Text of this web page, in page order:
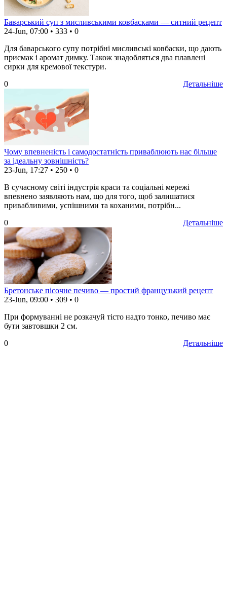
Баварський суп з мисливськими ковбасками — ситний рецепт
24-Jun, 07:00 • 333 • 0
Для баварського супу потрібні мисливські ковбаски, що дають
присмак і аромат димку. Також знадобляться два плавлені
сирки для кремової текстури.
Детальніше
0
Чому впевненість і самодостатність приваблюють нас більше
за ідеальну зовнішність?
23-Jun, 17:27 • 250 • 0
В сучасному світі індустрія краси та соціальні мережі
впевнено заявляють нам, що для того, щоб залишатися
привабливими, успішними та коханими, потрібн...
Детальніше
0
Бретонське пісочне печиво — простий французький рецепт
23-Jun, 09:00 • 309 • 0
При формуванні не розкачуй тісто надто тонко, печиво має
бути завтовшки 2 см.
Детальніше
0